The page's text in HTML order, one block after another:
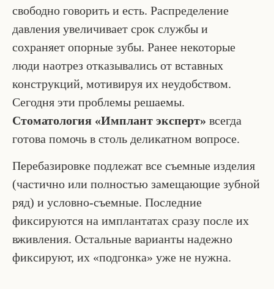
свободно говорить и есть. Распределение
давления увеличивает срок службы и
сохраняет опорные зубы. Ранее некоторые
люди наотрез отказывались от вставных
конструкций, мотивируя их неудобством.
Сегодня эти проблемы решаемы.
Стоматология «Имплант эксперт» всегда
готова помочь в столь деликатном вопросе.
Перебазировке подлежат все съемные изделия
(частично или полностью замещающие зубной
ряд) и условно-съемные. Последние
фиксируются на имплантатах сразу после их
вживления. Остальные варианты надежно
фиксируют, их «подгонка» уже не нужна.